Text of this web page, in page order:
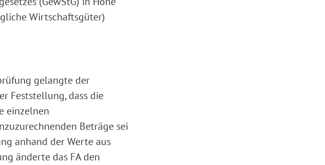
Wirtschaftsgüter)
gelangte der
Feststellung, dass die
einzelnen
Beträge sei
anhand der Werte aus
änderte das FA den